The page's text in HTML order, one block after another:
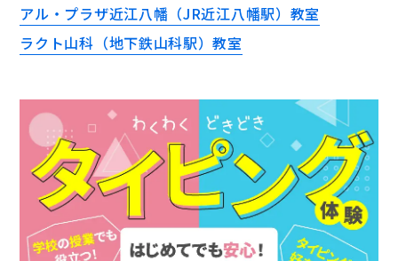
アル・プラザ近江八幡（JR近江八幡駅）教室
ラクト山科（地下鉄山科駅）教室